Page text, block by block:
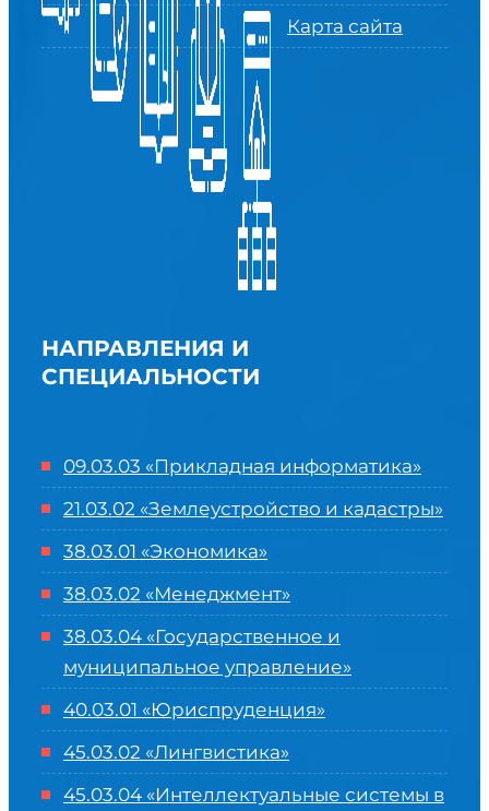
Карта сайта
НАПРАВЛЕНИЯ И
СПЕЦИАЛЬНОСТИ
09.03.03 «Прикладная информатика»
21.03.02 «Землеустройство и кадастры»
38.03.01 «Экономика»
38.03.02 «Менеджмент»
38.03.04 «Государственное и
муниципальное управление»
40.03.01 «Юриспруденция»
45.03.02 «Лингвистика»
45.03.04 «Интеллектуальные системы в